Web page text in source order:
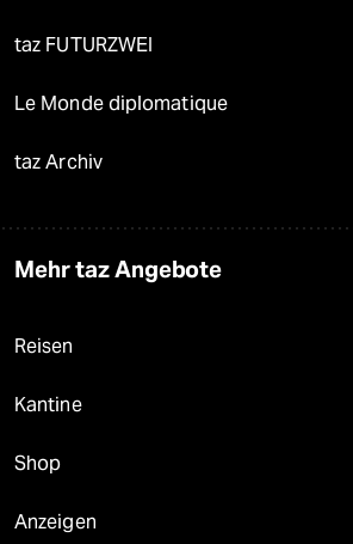
taz FUTURZWEI
Le Monde diplomatique
taz Archiv
Mehr taz Angebote
Reisen
Kantine
Shop
Anzeigen